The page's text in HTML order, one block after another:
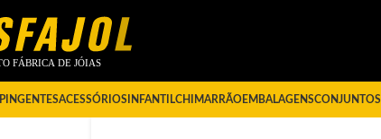
PINGENTESACESSÓRIOS INFANTILCHIMARRÃOEMBALAGENSCONJUNTOS